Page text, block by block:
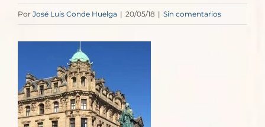
Por José Luis Conde Huelga | 20/05/18 | Sin comentarios